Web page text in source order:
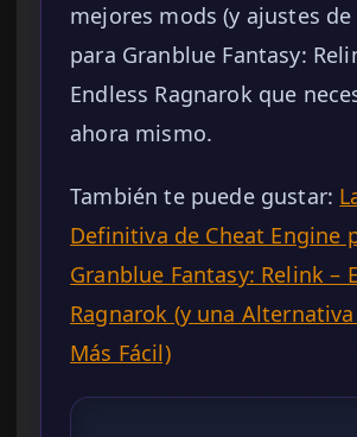
mejores mods (y ajustes
para Granblue Fantasy:
Endless Ragnarok que
ahora mismo.
También te puede gustar:
Definitiva de Cheat Engine
Granblue Fantasy: Relink –
Ragnarok (y una
Más Fácil)